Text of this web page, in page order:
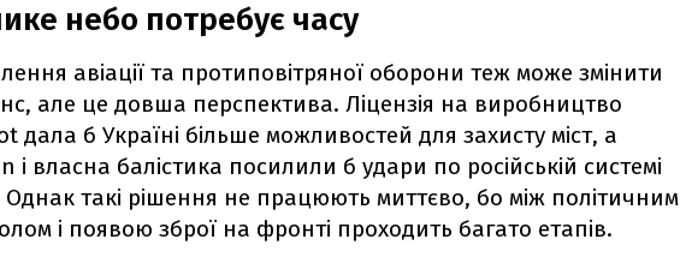
небо потребує часу
авіації та протиповітряної оборони теж може змінити
але це довша перспектива. Ліцензія на виробництво
дала б Україні більше можливостей для захисту міст, а
і власна балістика посилили б удари по російській системі
такі рішення не працюють миттєво, бо між політичним
і появою зброї на фронті проходить багато етапів.